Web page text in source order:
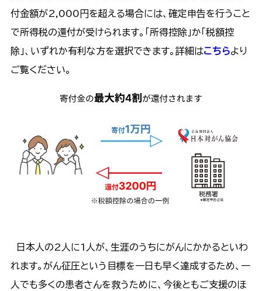
付金額が2,000円を超える場合には、確定申告を行うこと
で所得税の還付が受けられます。「所得控除」か「税額控
除」、いずれか有利な方を選択できます。詳細はこちらより
ご覧ください。
日本人の2人に1人が、生涯のうちにがんにかかるといわ
れます。がん征圧という目標を一日も早く達成するため、一
人でも多くの患者さんを救うために、今後ともご支援のほ